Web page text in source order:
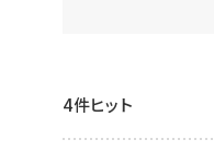
4件ヒット